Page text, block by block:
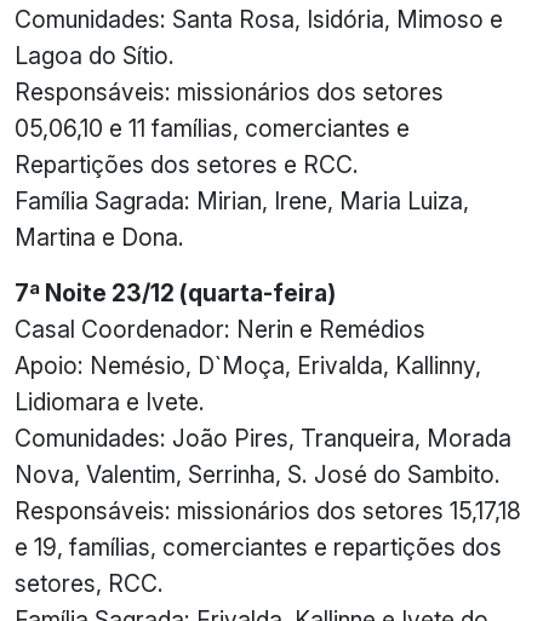
Comunidades: Santa Rosa, Isidória, Mimoso e
Lagoa do Sítio.
Responsáveis: missionários dos setores
05,06,10 e 11 famílias, comerciantes e
Repartições dos setores e RCC.
Família Sagrada: Mirian, Irene, Maria Luiza,
Martina e Dona.
7ª Noite 23/12 (quarta-feira)
Casal Coordenador: Nerin e Remédios
Apoio: Nemésio, D`Moça, Erivalda, Kallinny,
Lidiomara e Ivete.
Comunidades: João Pires, Tranqueira, Morada
Nova, Valentim, Serrinha, S. José do Sambito.
Responsáveis: missionários dos setores 15,17,18
e 19, famílias, comerciantes e repartições dos
setores, RCC.